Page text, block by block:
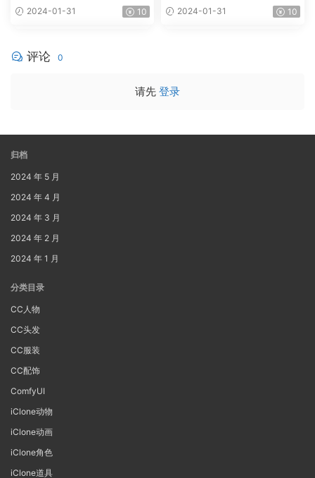
2024-01-31 10 2024-01-31 10
评论 0
请先 登录
归档
2024 年 5 月
2024 年 4 月
2024 年 3 月
2024 年 2 月
2024 年 1 月
分类目录
CC人物
CC头发
CC服装
CC配饰
ComfyUI
iClone动物
iClone动画
iClone角色
iClone道具